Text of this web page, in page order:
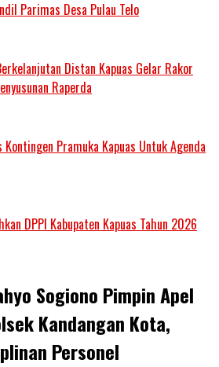
Parimas Desa Pulau Telo
Distan Kapuas Gelar Rakor
Raperda
Kontingen Pramuka Kapuas Untuk Agenda
DPPI Kabupaten Kapuas Tahun 2026
Sogiono Pimpin Apel
Kandangan Kota,
Personel